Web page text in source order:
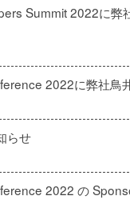
Summit 2022に弊
2022に弊社鳥
らせ
2022 の